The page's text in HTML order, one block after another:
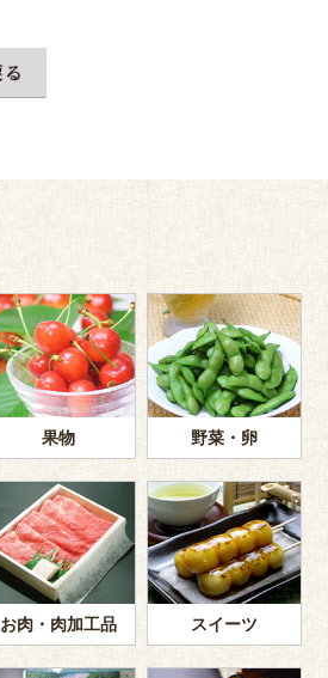
果物 野菜・卵
お肉・肉加工品 スイーツ